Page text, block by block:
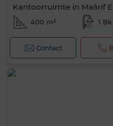
Kantoorruimte in Maârif
400 m² 1 Bk.
Contact